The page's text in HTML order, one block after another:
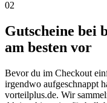
02
Gutscheine bei
am besten vor
Bevor du im Checkout
irgendwo aufgeschnappt
vorteilplus.de. Wir